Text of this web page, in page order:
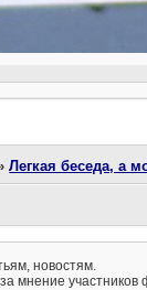
Легкая беседа, а
новостям.
мнение участников